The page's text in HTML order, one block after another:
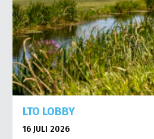
LTO LOBBY
16 JULI 2026